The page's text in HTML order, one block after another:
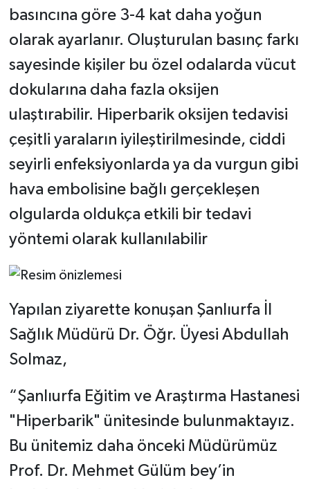
basıncına göre 3-4 kat daha yoğun
olarak ayarlanır. Oluşturulan basınç farkı
sayesinde kişiler bu özel odalarda vücut
dokularına daha fazla oksijen
ulaştırabilir. Hiperbarik oksijen tedavisi
çeşitli yaraların iyileştirilmesinde, ciddi
seyirli enfeksiyonlarda ya da vurgun gibi
hava embolisine bağlı gerçekleşen
olgularda oldukça etkili bir tedavi
yöntemi olarak kullanılabilir
Yapılan ziyarette konuşan Şanlıurfa İl
Sağlık Müdürü Dr. Öğr. Üyesi Abdullah
Solmaz,
“Şanlıurfa Eğitim ve Araştırma Hastanesi
"Hiperbarik" ünitesinde bulunmaktayız.
Bu ünitemiz daha önceki Müdürümüz
Prof. Dr. Mehmet Gülüm bey’in